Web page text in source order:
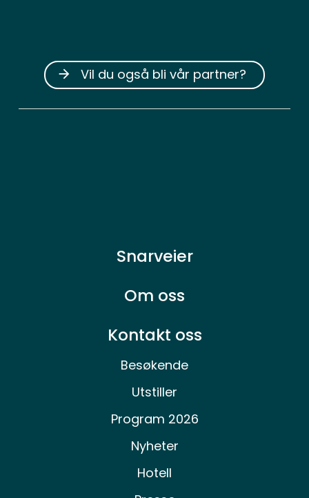
arrow_forward Vil du også bli vår partner?
Snarveier
Om oss
Kontakt oss
Besøkende
Utstiller
Program 2026
Nyheter
Hotell